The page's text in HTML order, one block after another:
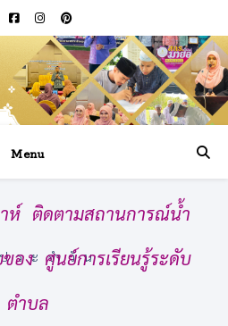
Menu
ระจำวัน
ห์ ติดตามสถานการณ์น้ำ
อง ศูนย์การเรียนรู้ระดับ
ตำบล